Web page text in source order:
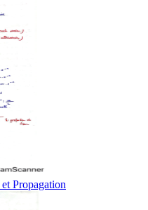
Propagation